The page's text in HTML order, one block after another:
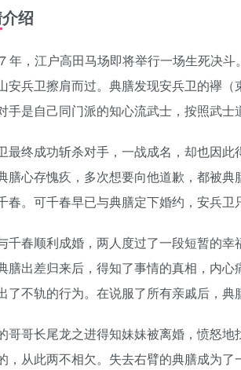
绍
年，江户高田马场即将举行一场生死决
安兵卫擦肩而过。典膳发现安兵卫的襷
手是自己同门派的知心流武士，按照武士
最终成功斩杀对手，一战成名，却也因
膳心存愧疚，多次想要向他道歉，都被
春。可千春早已与典膳定下婚约，安兵卫
千春顺利成婚，两人度过了一段短暂的
膳出差归来后，得知了事情的真相，内
了不轨的行为。在说服了所有亲戚后，
哥哥长尾龙之进得知妹妹被离婚，愤怒
，从此两不相欠。失去右臂的典膳成为